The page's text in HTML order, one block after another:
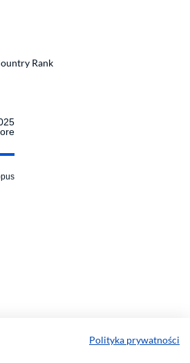
Polityka prywatności